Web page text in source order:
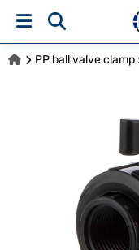
PP ball valve